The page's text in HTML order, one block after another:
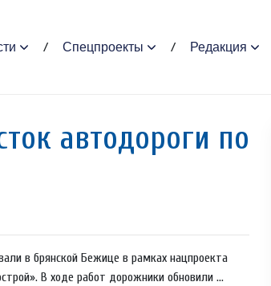
Спецпроекты Редакция
автодороги по
в брянской Бежице в рамках нацпроекта
В ходе работ дорожники обновили ...